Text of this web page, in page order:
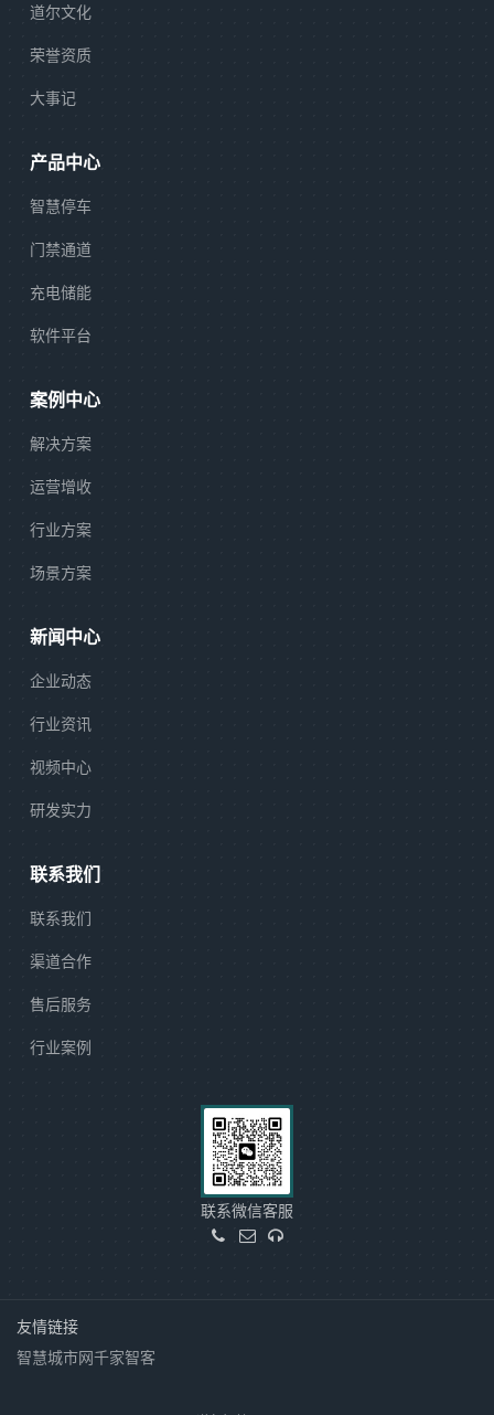
道尔文化
荣誉资质
大事记
产品中心
智慧停车
门禁通道
充电储能
软件平台
案例中心
解决方案
运营增收
行业方案
场景方案
新闻中心
企业动态
行业资讯
视频中心
研发实力
联系我们
联系我们
渠道合作
售后服务
行业案例
联系微信客服
友情链接
智慧城市网千家智客